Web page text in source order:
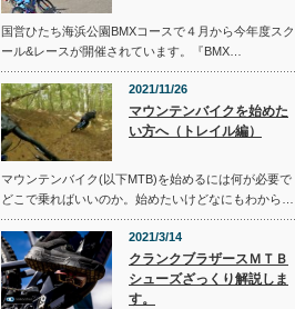
国営ひたち海浜公園BMXコースで４月から今年度スク
ール&レースが開催されています。『BMX…
2021/11/26
マウンテンバイクを始めた
い方へ（トレイル編）
マウンテンバイク(以下MTB)を始めるには何が必要で
どこで乗ればいいのか。始めたいけどなにもわから…
2021/3/14
クランクブラザースＭＴＢ
シューズざっくり解説しま
す。